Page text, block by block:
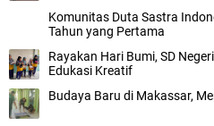
Komunitas Duta Sastra
Tahun yang Pertama
Rayakan Hari Bumi, SD
Edukasi Kreatif
Budaya Baru di Makassar,